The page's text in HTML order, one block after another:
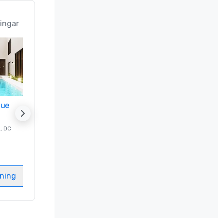
med
och
att
av en
, DC